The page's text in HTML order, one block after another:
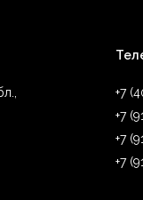
+7
+7
+7
+7